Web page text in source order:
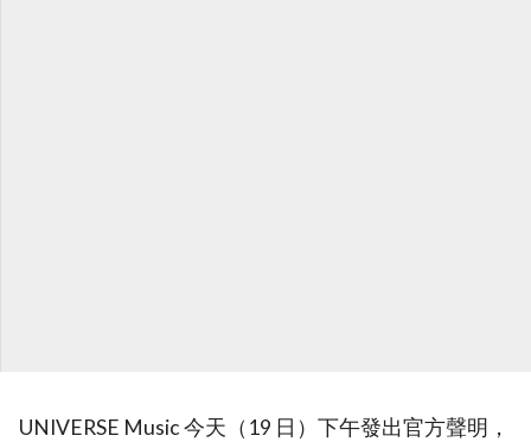
UNIVERSE Music 今天（19 日）下午發出官方聲明，